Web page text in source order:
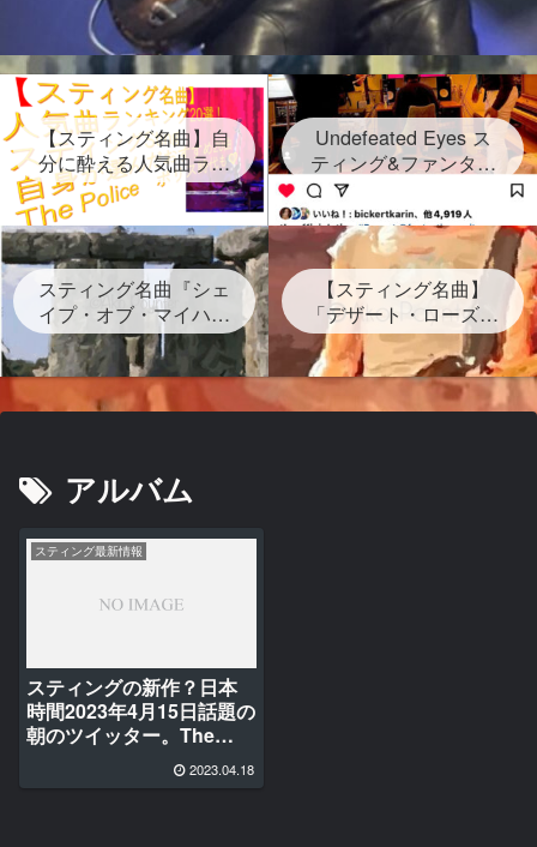
【スティング名曲】自
分に酔える人気曲ラン
キング20選！スティン
グセクシーショットが
放つ Sting自身が選ん
だ２０曲、なんと日本
語だけのタイトルソン
グが存在する？」
Undefeated Eyes ス
ティング&ファンタス
ティック・ネグリート
新曲発表！2024年6月
28日金！グラミー賞受
賞連続3回 しかし再ス
タートは路上だった
スティング名曲『シェ
イプ・オブ・マイハー
ト』ストーンヘンジの
岩の下書かれた曲を宇
多田ヒカルがサンプリ
ング なぜ？映画レオ
【スティング名曲】
「デザート・ローズ」
砂漠のバラは？岩？歌
詞・和訳・背景どんな
曲？
アルバム
スティング最新情報
スティングの新作？日本
時間2023年4月15日話題の
朝のツイッター。The
Bridgeウェブビデオ シー
ズン２がもうすぐ？2023.04.18